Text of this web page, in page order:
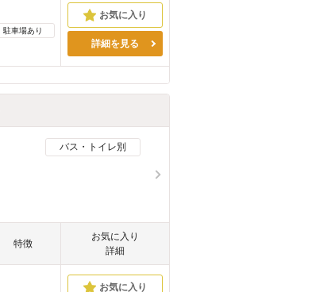
駐車場あり
詳細を見る
バス・トイレ別
特徴
お気に入り
詳細